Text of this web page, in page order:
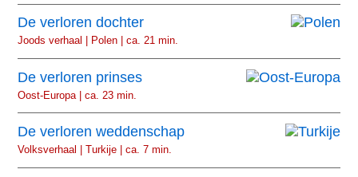
De verloren dochter
Joods verhaal | Polen | ca. 21 min.
De verloren prinses
Oost-Europa | ca. 23 min.
De verloren weddenschap
Volksverhaal | Turkije | ca. 7 min.